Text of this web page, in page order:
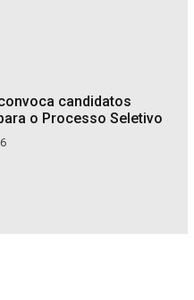
candidatos
o Processo Seletivo